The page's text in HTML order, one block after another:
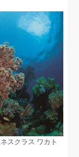
スクラス ワカト